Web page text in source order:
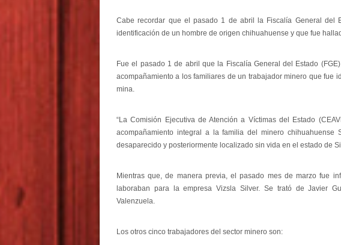
Cabe recordar que el pasado 1 de abril la Fiscalía General del
identificación de un hombre de origen chihuahuense y que fue
Fue el pasado 1 de abril que la Fiscalía General del Estado
acompañamiento a los familiares de un trabajador minero que fue
mina.
“La Comisión Ejecutiva de Atención a Víctimas del Estado
acompañamiento integral a la familia del minero chihuahuense
desaparecido y posteriormente localizado sin vida en el estado de
Mientras que, de manera previa, el pasado mes de marzo fue
laboraban para la empresa Vizsla Silver. Se trató de Javier
Valenzuela.
Los otros cinco trabajadores del sector minero son: